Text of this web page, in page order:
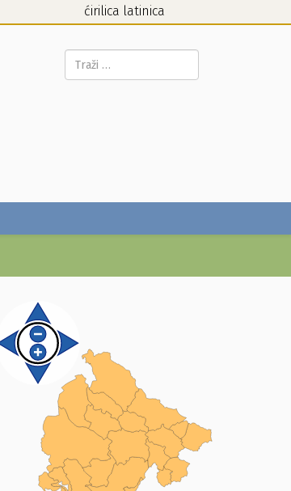
ćirilica latinica
Pretraga...